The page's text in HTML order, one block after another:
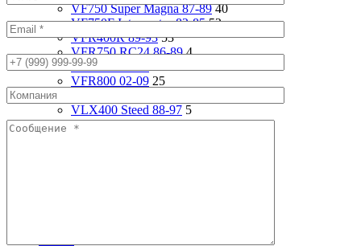
VF750 Super Magna 87-89 40
VF750F Interceptor 82-85 52
VFR400R 89-93 53
VFR750 RC24 86-89 4
VFR750 94-97
VFR800 02-09 25
VLX400 Steed 88-97 5
VRX400 95-96 17